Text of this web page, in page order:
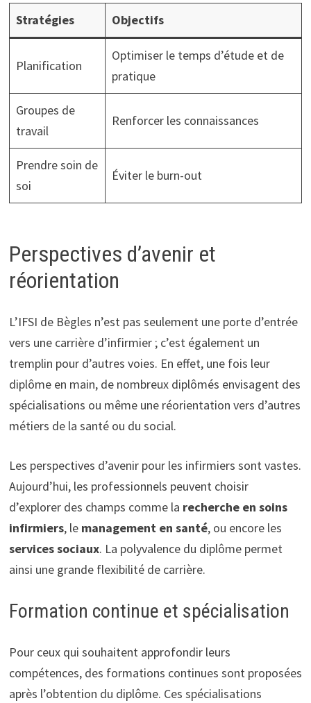
Stratégies Objectifs
Planification
Optimiser le temps d’étude et de
pratique
Groupes de
travail
Renforcer les connaissances
Prendre soin de
soi
Éviter le burn-out
Perspectives d’avenir et
réorientation
L’IFSI de Bègles n’est pas seulement une porte d’entrée
vers une carrière d’infirmier ; c’est également un
tremplin pour d’autres voies. En effet, une fois leur
diplôme en main, de nombreux diplômés envisagent des
spécialisations ou même une réorientation vers d’autres
métiers de la santé ou du social.
Les perspectives d’avenir pour les infirmiers sont vastes.
Aujourd’hui, les professionnels peuvent choisir
d’explorer des champs comme la recherche en soins
infirmiers, le management en santé, ou encore les
services sociaux. La polyvalence du diplôme permet
ainsi une grande flexibilité de carrière.
Formation continue et spécialisation
Pour ceux qui souhaitent approfondir leurs
compétences, des formations continues sont proposées
après l’obtention du diplôme. Ces spécialisations